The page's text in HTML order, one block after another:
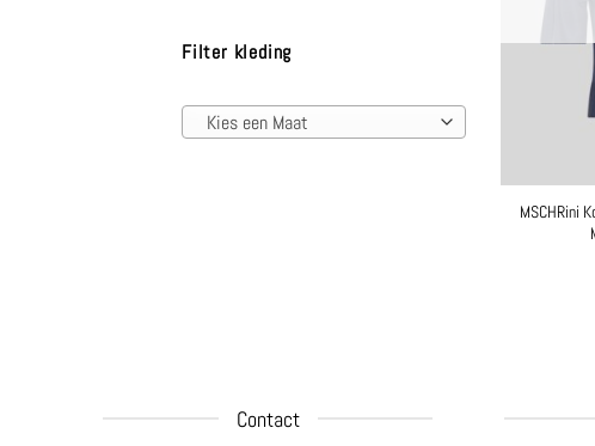
Filter kleding
Kies een Maat
MSCHRini
Contact